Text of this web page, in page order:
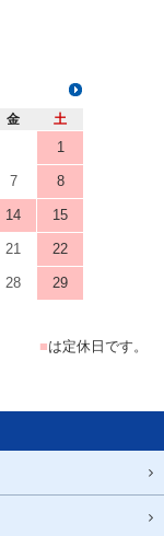
金 土
1
7 8
14 15
21 22
28 29
■は定休日です。